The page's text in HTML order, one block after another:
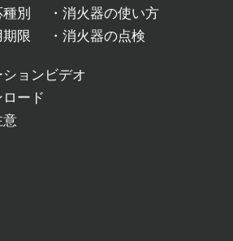
別 ・ 消火器の使い方
限 ・ 消火器の点検
ョンビデオ
ード
意